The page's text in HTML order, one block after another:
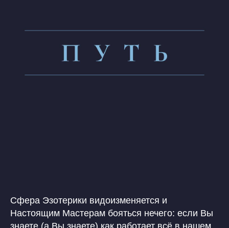
Сфера Эзотерики видоизменяется и
Настоящим Мастерам бояться нечего: если Вы
знаете (а Вы знаете) как работает всё в нашем